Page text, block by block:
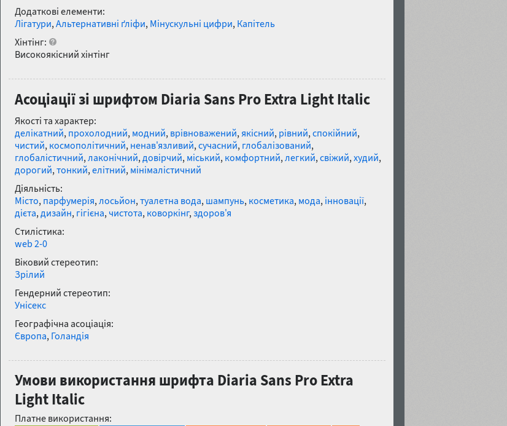
Додаткові елементи:
Лігатури,Альтернативні ґліфи, Мінускульні цифри, Капітель
Хінтінг:
Високоякісний хінтінг
Асоціації зі шрифтом Diaria Sans Pro Extra Light Italic
Якості та характер:
делікатний, прохолодний, модний, врівноважений,якісний, рівний,спокійний,
чистий, космополітичний, ненав'язливий,сучасний, глобалізований,
глобалістичний,лаконічний,довірчий, міський, комфортний,легкий,свіжий,худий,
дорогий,тонкий,елітний, мінімалістичний
Діяльність:
Місто, парфумерія,лосьйон,туалетна вода, шампунь, косметика, мода, інновації,
дієта,дизайн, гігієна, чистота, коворкінг,здоров'я
Стилістика:
web 2-0
Віковий стереотип:
Зрілий
Гендерний стереотип:
Унісекс
Географічна асоціація:
Європа, Голандія
Умови використання шрифта Diaria Sans Pro Extra
Light Italic
Платне використання: